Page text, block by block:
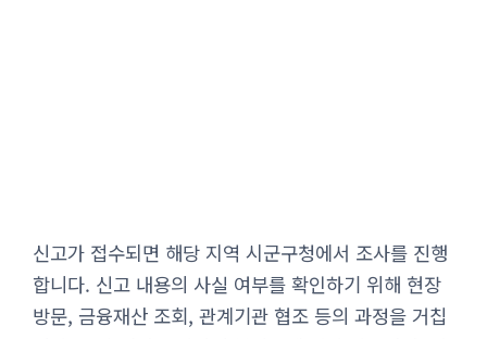
신고가 접수되면 해당 지역 시군구청에서 조사를 진행
합니다. 신고 내용의 사실 여부를 확인하기 위해 현장
방문, 금융재산 조회, 관계기관 협조 등의 과정을 거칩